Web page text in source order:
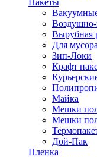
Вырубная
Для мусора
Зип-Локи
Крафт
Майка
Мешки
Мешки
Дой-Пак
Пленка